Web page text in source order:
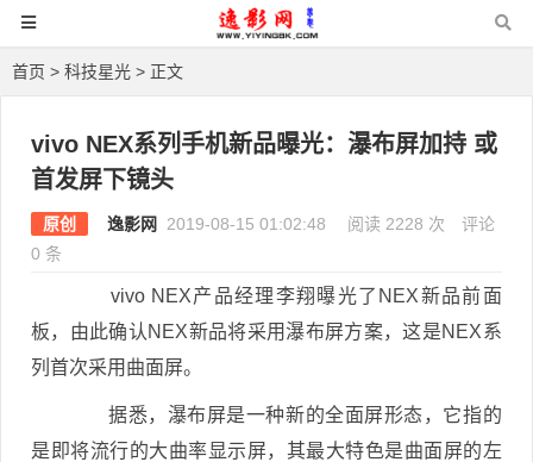
首页 > 科技星光 > 正文
vivo NEX系列手机新品曝光：瀑布屏加持 或
首发屏下镜头
原创 逸影网 2019-08-15 01:02:48 阅读 2228 次
评论
0 条
vivo NEX产品经理李翔曝光了NEX新品前面
板，由此确认NEX新品将采用瀑布屏方案，这是NEX系
列首次采用曲面屏。
据悉，瀑布屏是一种新的全面屏形态，它指的
是即将流行的大曲率显示屏，其最大特色是曲面屏的左